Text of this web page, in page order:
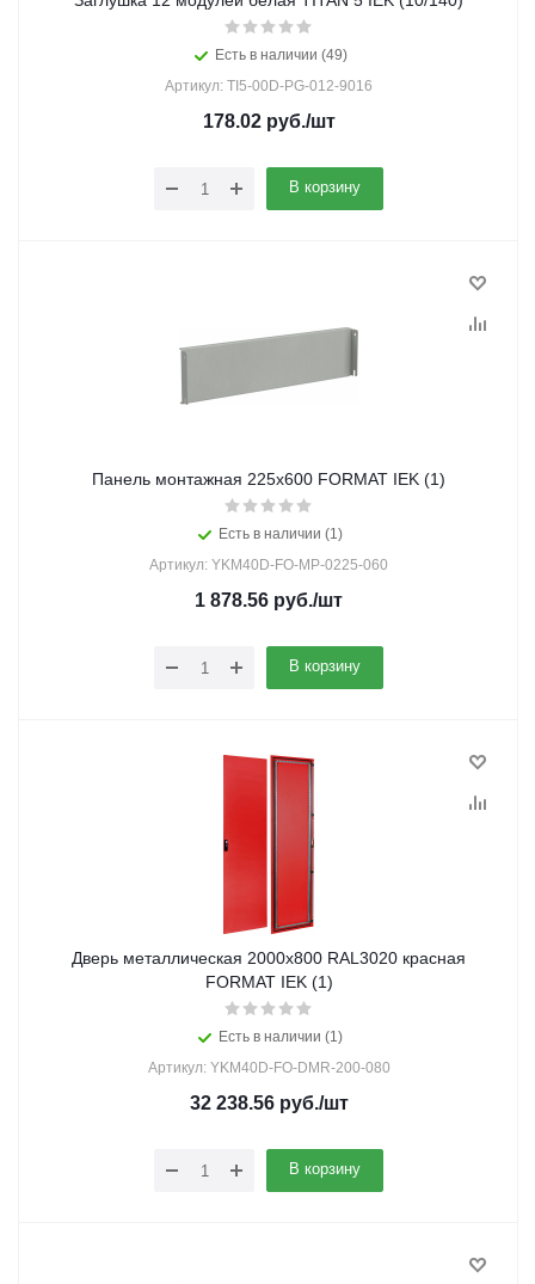
Есть в наличии (49)
Артикул: TI5-00D-PG-012-9016
178.02руб./шт
В корзину
Панель монтажная 225х600 FORMAT IEK (1)
Есть в наличии (1)
Артикул: YKM40D-FO-MP-0225-060
1 878.56 руб./шт
В корзину
Дверь металлическая 2000х800 RAL3020 красная
FORMAT IEK (1)
Есть в наличии (1)
Артикул: YKM40D-FO-DMR-200-080
32 238.56руб./шт
В корзину